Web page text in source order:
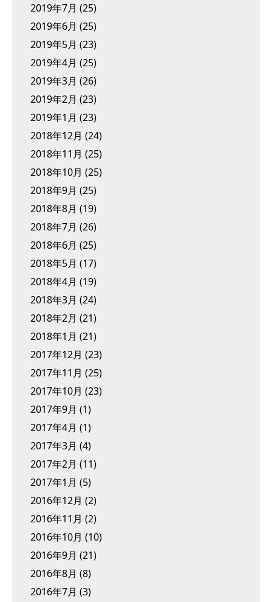
2019年7月 (25)
2019年6月 (25)
2019年5月 (23)
2019年4月 (25)
2019年3月 (26)
2019年2月 (23)
2019年1月 (23)
2018年12月 (24)
2018年11月 (25)
2018年10月 (25)
2018年9月 (25)
2018年8月 (19)
2018年7月 (26)
2018年6月 (25)
2018年5月 (17)
2018年4月 (19)
2018年3月 (24)
2018年2月 (21)
2018年1月 (21)
2017年12月 (23)
2017年11月 (25)
2017年10月 (23)
2017年9月 (1)
2017年4月 (1)
2017年3月 (4)
2017年2月 (11)
2017年1月 (5)
2016年12月 (2)
2016年11月 (2)
2016年10月 (10)
2016年9月 (21)
2016年8月 (8)
2016年7月 (3)